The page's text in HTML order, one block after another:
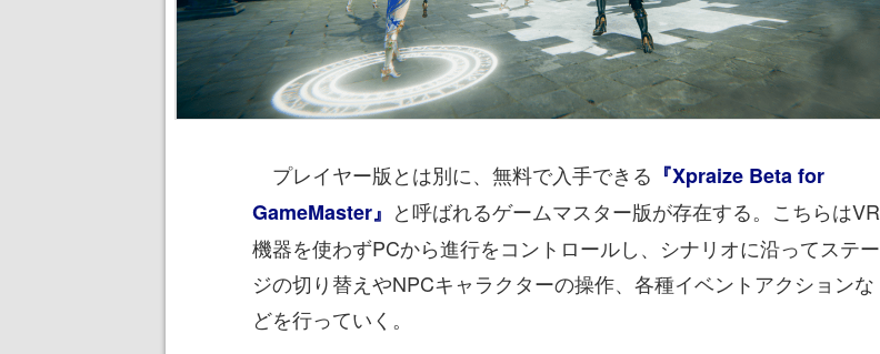
プレイヤー版とは別に、無料で入手できる 『Xpraize Beta for
GameMaster』 と呼ばれるゲームマスター版が存在する。こちらはVR
機器を使わずPCから進行をコントロールし、シナリオに沿ってステー
ジの切り替えやNPCキャラクターの操作、各種イベントアクションな
どを行っていく。